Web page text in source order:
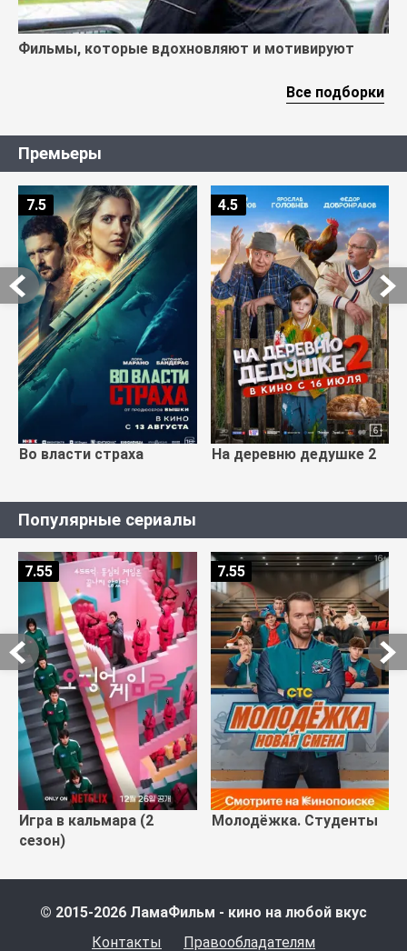
Фильмы, которые вдохновляют и мотивируют
Все подборки
Премьеры
Во власти страха
7.5
На деревню дедушке 2
4.5
Популярные сериалы
Игра в кальмара (2
сезон)
7.55
Молодёжка. Студенты
7.55
© 2015-2026 ЛамаФильм - кино на любой вкус
Контакты
Правообладателям